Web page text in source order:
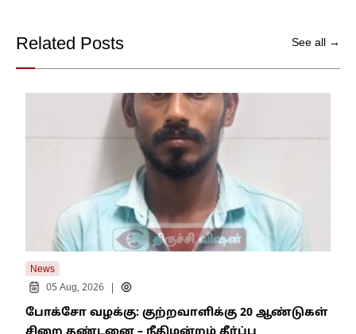
Related Posts See all →
News
05 Aug, 2026
போக்சோ வழக்கு: குற்றவாளிக்கு 20 ஆண்டுகள்